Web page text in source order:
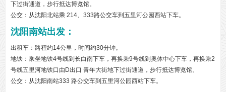
下过街通道，步行抵达博览馆。
公交：从沈阳北站乘 214、333路公交车到五里河公园西站下车。
沈阳南站出发 ：
出租车：路程约14公里，时间约30分钟。
地铁：乘坐地铁4号线到长白南下车，再换乘9号线到奥体中心下车，再换乘2
号线五里河地铁口由D出口 青年大街地下过街通道，步行抵达博览馆。
公交： 从沈阳南站333 路公交车到五里河公园西站下车。